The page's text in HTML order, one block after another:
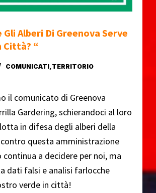
Gli Alberi Di Greenova Serve
Città? “
COMUNICATI,TERRITORIO
il comunicato di Greenova
Gardering, schierandoci al loro
in difesa degli alberi della
questa amministrazione
continua a decidere per noi, ma
dati falsi e analisi farlocche
verde in città!